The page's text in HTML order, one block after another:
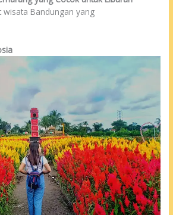
wisata Bandungan yang